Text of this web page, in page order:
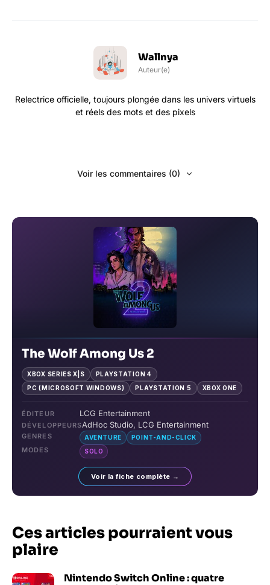
Wallnya
Auteur(e)
Relectrice officielle, toujours plongée dans les univers virtuels
et réels des mots et des pixels
Voir les commentaires (0)
The Wolf Among Us 2
XBOX SERIES X|S
PLAYSTATION 4
PC (MICROSOFT WINDOWS)
PLAYSTATION 5 XBOX ONE
ÉDITEUR LCG Entertainment
DÉVELOPPEURSAdHoc Studio, LCG Entertainment
GENRES AVENTURE POINT-AND-CLICK
MODES SOLO
Voir la fiche complète →
Ces articles pourraient vous
plaire
Nintendo Switch Online : quatre